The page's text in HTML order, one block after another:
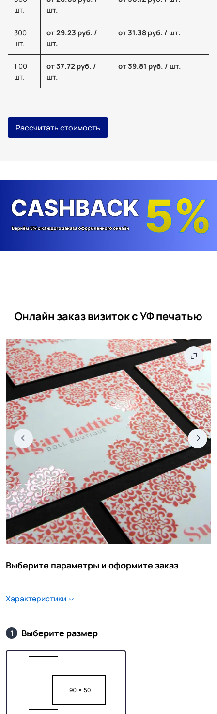
шт.
шт.
300
шт.
от 29.23 руб. /
шт.
от 31.38 руб. / шт.
1 00
шт.
от 37.72 руб. /
шт.
от 39.81 руб. / шт.
Рассчитать стоимость
Онлайн заказ визиток с УФ печатью
Выберите параметры и оформите заказ
Характеристики
1 Выберите размер